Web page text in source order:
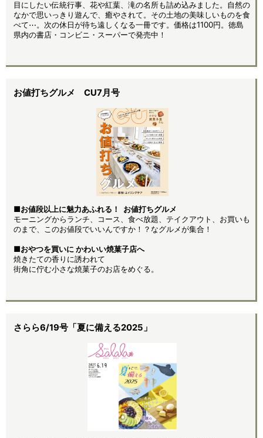
目にしたい伝統行事、花や紅葉、滝の名所も詰め込みました。自然の
なかで思いっきり遊んで、癒やされて。その土地の美味しいものを食
べて⋯。次の休日が待ち遠しくなる一冊です。価格は1100円。徳島
県内の書店・コンビニ・スーパーで発売中！
お値打ちグルメ CU7月号
■お値段以上に魅力あふれる！ お値打ちグルメ
モーニングからランチ、コース、食べ放題、テイクアウト、お買いも
のまで、このお値段でいいんですか！？なグルメが集合！
■おやつを買いに かわいい焼菓子店へ
焼きたての香りに誘われて
街角に佇む小さな焼菓子のお店をめぐる。
さらら6/19号「夏に備える2025」